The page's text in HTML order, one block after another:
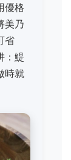
優格
美乃
省
：鯷
時就